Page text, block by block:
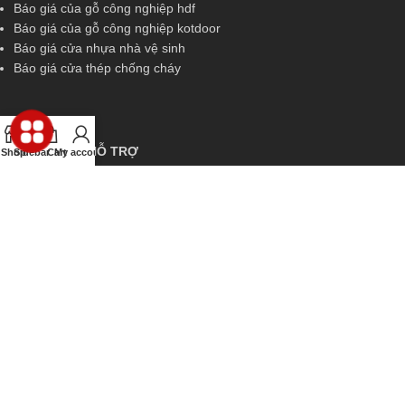
Báo giá của gỗ công nghiệp hdf
Báo giá của gỗ công nghiệp kotdoor
Báo giá cửa nhựa nhà vệ sinh
Báo giá cửa thép chống cháy
THÔNG TIN HỖ TRỢ
ShopSidebarCart
My account